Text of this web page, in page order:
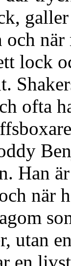
lock
ofta
Han
när
utan
en